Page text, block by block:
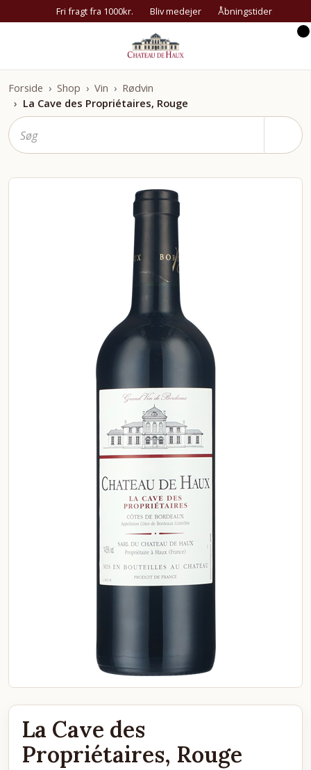
Fri fragt fra 1000kr. Bliv medejer Åbningstider
Forside Shop Vin
Rødvin
La Cave des Propriétaires, Rouge
La Cave des
Propriétaires, Rouge